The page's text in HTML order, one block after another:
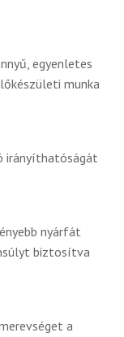
egyenletes
munka
irányíthatóságát
nyárfát
biztosítva
a